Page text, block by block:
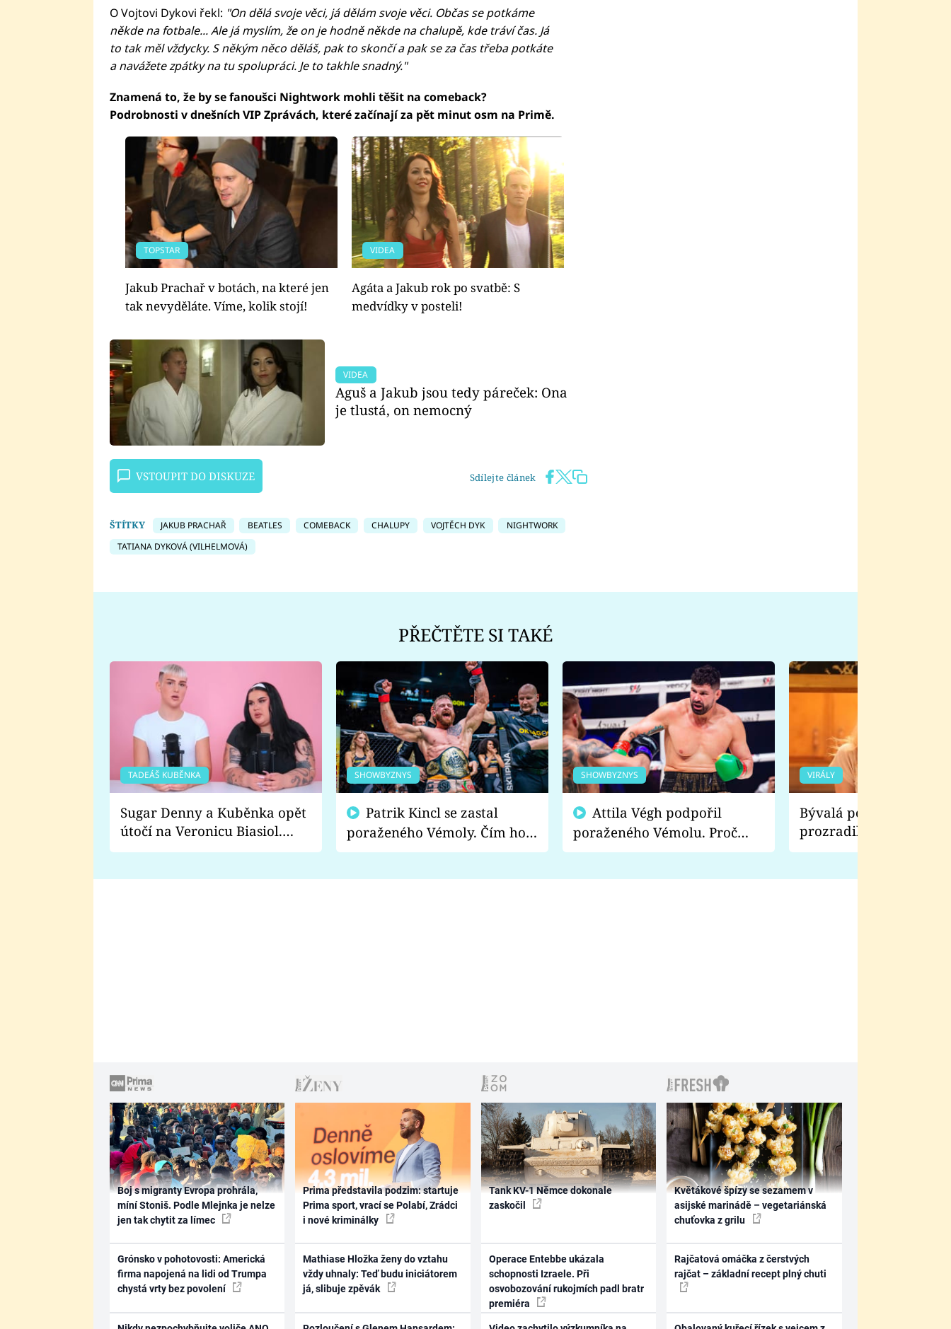
O Vojtovi Dykovi řekl: "On dělá svoje věci, já dělám svoje věci. Občas se potkáme
někde na fotbale... Ale já myslím, že on je hodně někde na chalupě, kde tráví čas. Já
to tak měl vždycky. S někým něco děláš, pak to skončí a pak se za čas třeba potkáte
a navážete zpátky na tu spolupráci. Je to takhle snadný."
Znamená to, že by se fanoušci Nightwork mohli těšit na comeback?
Podrobnosti v dnešních VIP Zprávách, které začínají za pět minut osm na Primě.
TOPSTAR
Jakub Prachař v botách, na které jen
tak nevyděláte. Víme, kolik stojí!
VIDEA
Agáta a Jakub rok po svatbě: S
medvídky v posteli!
VIDEA
Aguš a Jakub jsou tedy páreček: Ona
je tlustá, on nemocný
VSTOUPIT DO DISKUZE Sdílejte článek
ŠTÍTKY JAKUB PRACHAŘ BEATLES COMEBACK CHALUPY VOJTĚCH DYK
NIGHTWORK
TATIANA DYKOVÁ (VILHELMOVÁ)
PŘEČTĚTE SI TAKÉ
TADEÁŠ KUBĚNKA
Sugar Denny a Kuběnka opět
útočí na Veronicu Biasiol.
Proč je podle nich falešná a
SHOWBYZNYS
poraženého Vémoly. Čím ho
fanoušci naštvali?
SHOWBYZNYS
poraženého Vémolu. Proč
chce raději zápasit s ním než
VIRÁLY
Bývalá pornoherečka
prozradila, co ji
natáčení Euforie.
Boj s migranty Evropa prohrála,
míní Stoniš. Podle Mlejnka je nelze
jen tak chytit za límec
Grónsko v pohotovosti: Americká
firma napojená na lidi od Trumpa
chystá vrty bez povolení
Prima představila podzim: startuje
Prima sport, vrací se Polabí, Zrádci
i nové kriminálky
Mathiase Hložka ženy do vztahu
vždy uhnaly: Teď budu iniciátorem
já, slibuje zpěvák
Tank KV-1 Němce dokonale
zaskočil
Operace Entebbe ukázala
schopnosti Izraele. Při
osvobozování rukojmích padl bratr
premiéra
Květákové špízy se sezamem v
asijské marinádě – vegetariánská
chuťovka z grilu
Rajčatová omáčka z čerstvých
rajčat – základní recept plný chuti